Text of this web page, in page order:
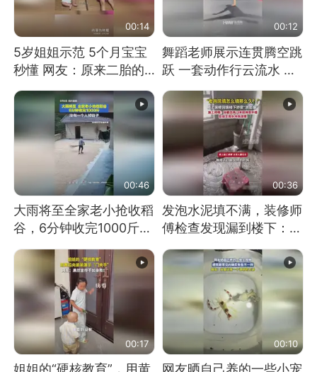
00:14
5岁姐姐示范 5个月宝宝
秒懂 网友：原来二胎的
快乐长这样
00:12
舞蹈老师展示连贯腾空跳
跃 一套动作行云流水 节
奏感拉满 网友：怎么做
到又舞又武的？
00:46
大雨将至全家老小抢收稻
谷，6分钟收完1000斤，
没有一个人掉链子
00:36
发泡水泥填不满，装修师
傅检查发现漏到楼下：出
风口未延伸到外墙
00:17
姐姐的“硬核教育”，用黄
00:10
网友晒自己养的一些小宠